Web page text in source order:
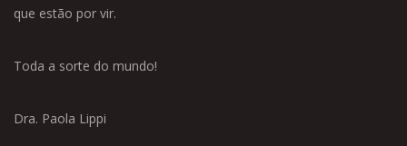
que estão por vir.
Toda a sorte do mundo!
Dra. Paola Lippi